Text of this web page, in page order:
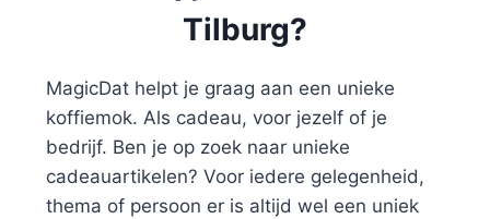
Tilburg?
MagicDat helpt je graag aan een unieke
koffiemok. Als cadeau, voor jezelf of je
bedrijf. Ben je op zoek naar unieke
cadeauartikelen? Voor iedere gelegenheid,
thema of persoon er is altijd wel een uniek